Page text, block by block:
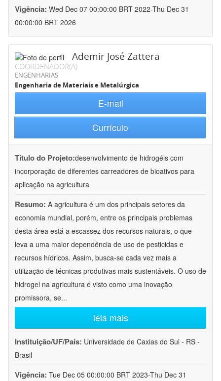
Vigência: Wed Dec 07 00:00:00 BRT 2022-Thu Dec 31
00:00:00 BRT 2026
Ademir José Zattera
COORDENADOR(A)
ENGENHARIAS
Engenharia de Materiais e Metalúrgica
E-mail
Currículo
Título do Projeto:desenvolvimento de hidrogéis com
incorporação de diferentes carreadores de bioativos para
aplicação na agricultura
Resumo: A agricultura é um dos principais setores da
economia mundial, porém, entre os principais problemas
desta área está a escassez dos recursos naturais, o que
leva a uma maior dependência de uso de pesticidas e
recursos hídricos. Assim, busca-se cada vez mais a
utilização de técnicas produtivas mais sustentáveis. O uso de
hidrogel na agricultura é visto como uma inovação
promissora, se...
leia mais
Instituição/UF/País: Universidade de Caxias do Sul - RS -
Brasil
Vigência: Tue Dec 05 00:00:00 BRT 2023-Thu Dec 31